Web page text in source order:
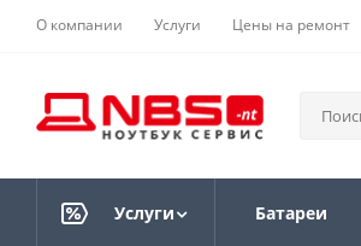
О компании Услуги Цены на ремонт
Услуги Батареи